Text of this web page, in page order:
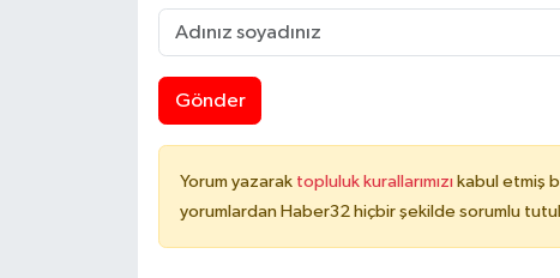
Gönder
Yorum yazarak topluluk kurallarımızı kabul etmiş
yorumlardan Haber32 hiçbir şekilde sorumlu